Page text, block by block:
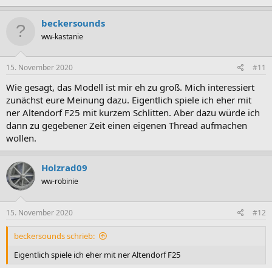
beckersounds
ww-kastanie
15. November 2020 #11
Wie gesagt, das Modell ist mir eh zu groß. Mich interessiert
zunächst eure Meinung dazu. Eigentlich spiele ich eher mit
ner Altendorf F25 mit kurzem Schlitten. Aber dazu würde ich
dann zu gegebener Zeit einen eigenen Thread aufmachen
wollen.
Holzrad09
ww-robinie
15. November 2020 #12
beckersounds schrieb:
Eigentlich spiele ich eher mit ner Altendorf F25